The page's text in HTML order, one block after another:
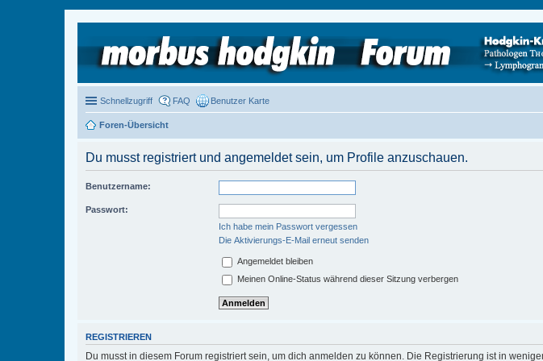
Schnellzugriff FAQ Benutzer Karte
Foren-Übersicht
Du musst registriert und angemeldet sein, um Profile anzuschauen.
Benutzername:
Passwort:
Ich habe mein Passwort vergessen
Die Aktivierungs-E-Mail erneut senden
Angemeldet bleiben
Meinen Online-Status während dieser Sitzung verbergen
REGISTRIEREN
Du musst in diesem Forum registriert sein, um dich anmelden zu können. Die Registrierung ist in